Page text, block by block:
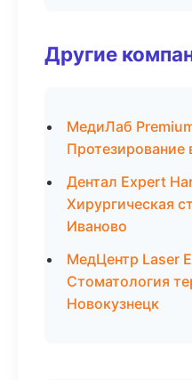
Другие
МедиЛаб
Протезирование
Дентал Expert
Хирургическая
Иваново
МедЦентр Laser
Стоматология
Новокузнецк